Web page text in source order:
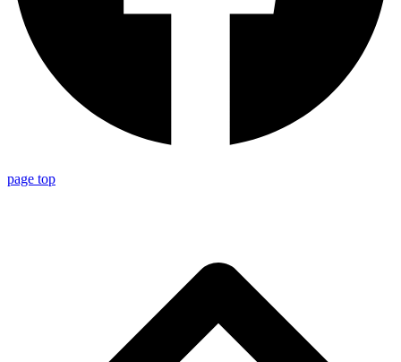
page top